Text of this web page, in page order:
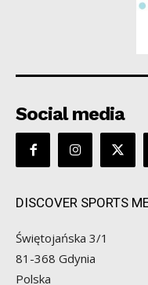
Social media
DISCOVER SPORTS
Świętojańska 3/1
81-368 Gdynia
Polska